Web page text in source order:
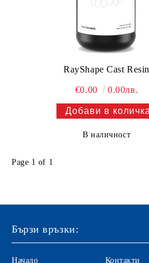
RayShape Cast Resin
€0.00 0.00лв.
В наличност
Page 1 of 1
Бързи връзки:
Начало Контакти